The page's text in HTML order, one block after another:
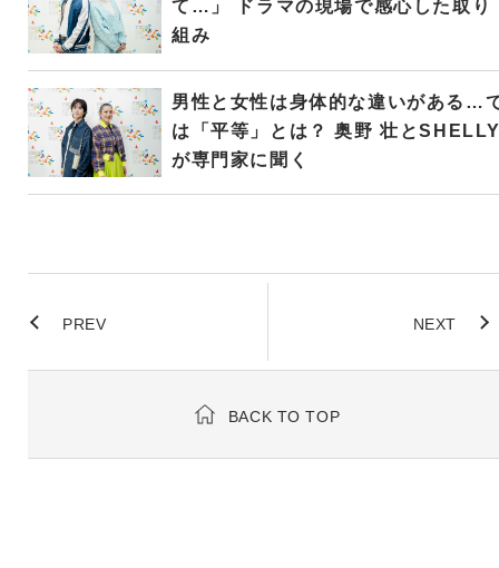
て…」 ドラマの現場で感心した取り
組み
男性と女性は身体的な違いがある…
は「平等」とは？ 奥野 壮と
が専門家に聞く
PREV NEXT
BACK TO TOP